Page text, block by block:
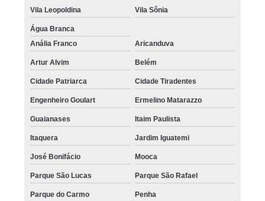
Vila Leopoldina Vila Sônia
Água Branca
Anália Franco
Aricanduva
Artur Alvim Belém
Cidade Patriarca Cidade Tiradentes
Engenheiro Goulart Ermelino Matarazzo
Guaianases Itaim Paulista
Itaquera Jardim Iguatemi
José Bonifácio Mooca
Parque São Lucas Parque São Rafael
Parque do Carmo Penha